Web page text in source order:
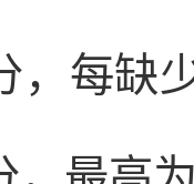
，每缺